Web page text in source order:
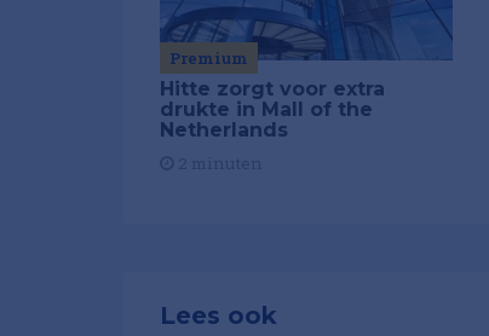
Premium
Hitte zorgt voor extra
drukte in Mall of the
Netherlands
Lees ook